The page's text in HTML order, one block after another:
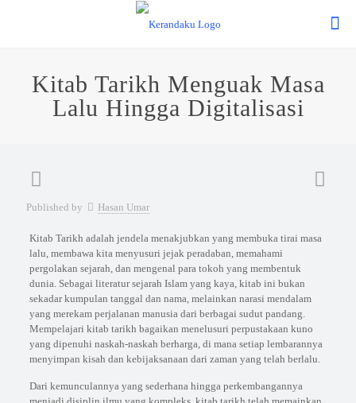
Kitab Tarikh Menguak Masa
Lalu Hingga Digitalisasi
Published by Hasan Umar
Kitab Tarikh adalah jendela menakjubkan yang membuka tirai masa
lalu, membawa kita menyusuri jejak peradaban, memahami
pergolakan sejarah, dan mengenal para tokoh yang membentuk
dunia. Sebagai literatur sejarah Islam yang kaya, kitab ini bukan
sekadar kumpulan tanggal dan nama, melainkan narasi mendalam
yang merekam perjalanan manusia dari berbagai sudut pandang.
Mempelajari kitab tarikh bagaikan menelusuri perpustakaan kuno
yang dipenuhi naskah-naskah berharga, di mana setiap lembarannya
menyimpan kisah dan kebijaksanaan dari zaman yang telah berlalu.
Dari kemunculannya yang sederhana hingga perkembangannya